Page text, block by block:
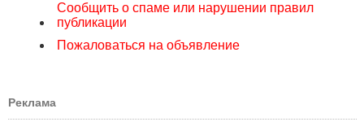
Сообщить о спаме или нарушении правил
публикации
Пожаловаться на объявление
Реклама